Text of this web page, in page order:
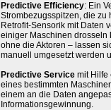
Predictive Efficiency: Ein
Strombezugsspitzen, die zu
Retrofit-Sensorik mit Daten
einiger Maschinen drosseln
ohne die Aktoren – lassen
manuell umgesetzt werden
Predictive Service mit Hilfe
eines bestimmten
einem an die Daten
Informationsgewinnung.